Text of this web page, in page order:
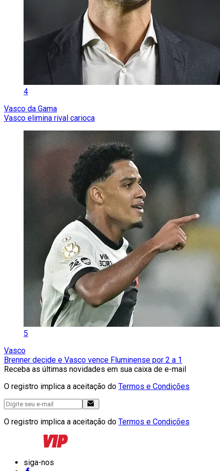
4
Vasco da Gama
Vasco elimina rival carioca
5
Vasco
Brenner decide e Vasco vence Fluminense por 2 a 1
Receba as últimas novidades em sua caixa de e-mail
O registro implica a aceitação do Termos e Condições
O registro implica a aceitação do Termos e Condições
siga-nos